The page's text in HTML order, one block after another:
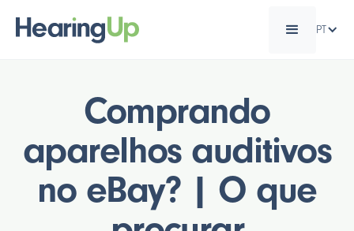
PT
Comprando
aparelhos auditivos
no eBay? | O que